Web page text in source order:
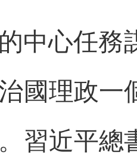
中心任務
國理政一
習近平總